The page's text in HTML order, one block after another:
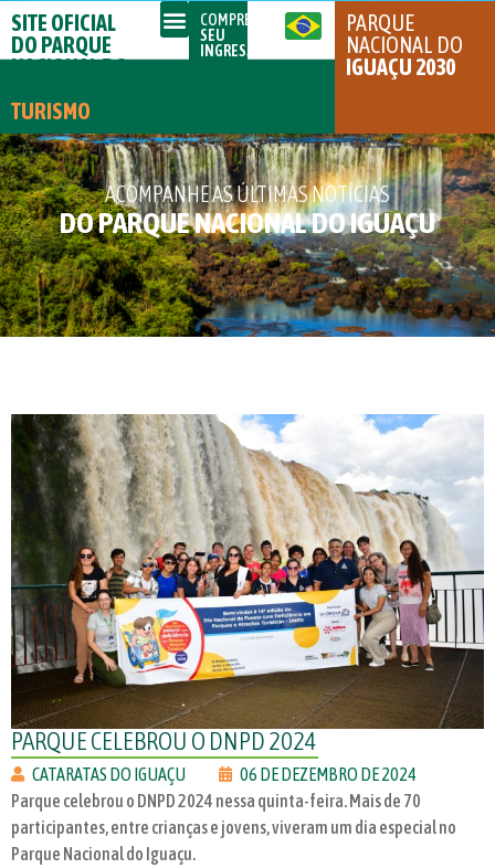
SITE OFICIAL
DO PARQUE
NACIONAL DO
TURISMO
COMPRE
SEU
INGRESSO
PARQUE
NACIONAL DO
IGUAÇU 2030
ACOMPANHE AS ÚLTIMAS NOTÍCIAS
DO PARQUE NACIONAL DO IGUAÇU
PARQUE CELEBROU O DNPD 2024
CATARATAS DO IGUAÇU
06 DE DEZEMBRO DE 2024
Parque celebrou o DNPD 2024 nessa quinta-feira. Mais de 70
participantes, entre crianças e jovens, viveram um dia especial no
Parque Nacional do Iguaçu.